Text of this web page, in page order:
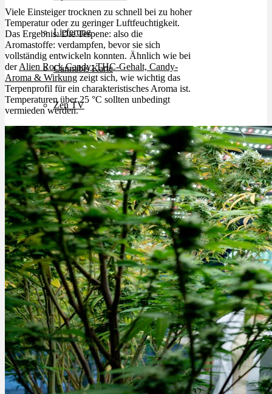
Lieferung
Cannabis Karte
Zen TV
Erfahrungen
Login
Menü Menü
Viele Einsteiger trocknen zu schnell bei zu hoher
Temperatur oder zu geringer Luftfeuchtigkeit.
Das Ergebnis: Die Terpene: also die
Aromastoffe: verdampfen, bevor sie sich
vollständig entwickeln konnten. Ähnlich wie bei
derAlien Rock Candy: THC-Gehalt, Candy-
Aroma & Wirkung zeigt sich, wie wichtig das
Terpenprofil für ein charakteristisches Aroma ist.
Temperaturen über 25 °C sollten unbedingt
vermieden werden.